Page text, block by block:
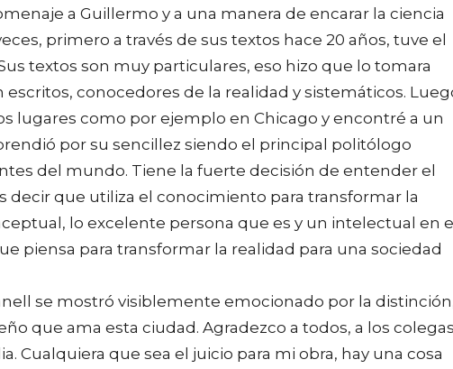
a Guillermo y a una manera de encarar la ciencia
primero a través de sus textos hace 20 años, tuve el
textos son muy particulares, eso hizo que lo tomara
conocedores de la realidad y sistemáticos.
lugares como por ejemplo en Chicago y encontré a un
por su sencillez siendo el principal politólogo
del mundo. Tiene la fuerte decisión de entender el
decir que utiliza el conocimiento para transformar la
lo excelente persona que es y un intelectual en
piensa para transformar la realidad para una sociedad
se mostró visiblemente emocionado por la
que ama esta ciudad. Agradezco a todos, a los colegas
Cualquiera que sea el juicio para mi obra, hay una cosa